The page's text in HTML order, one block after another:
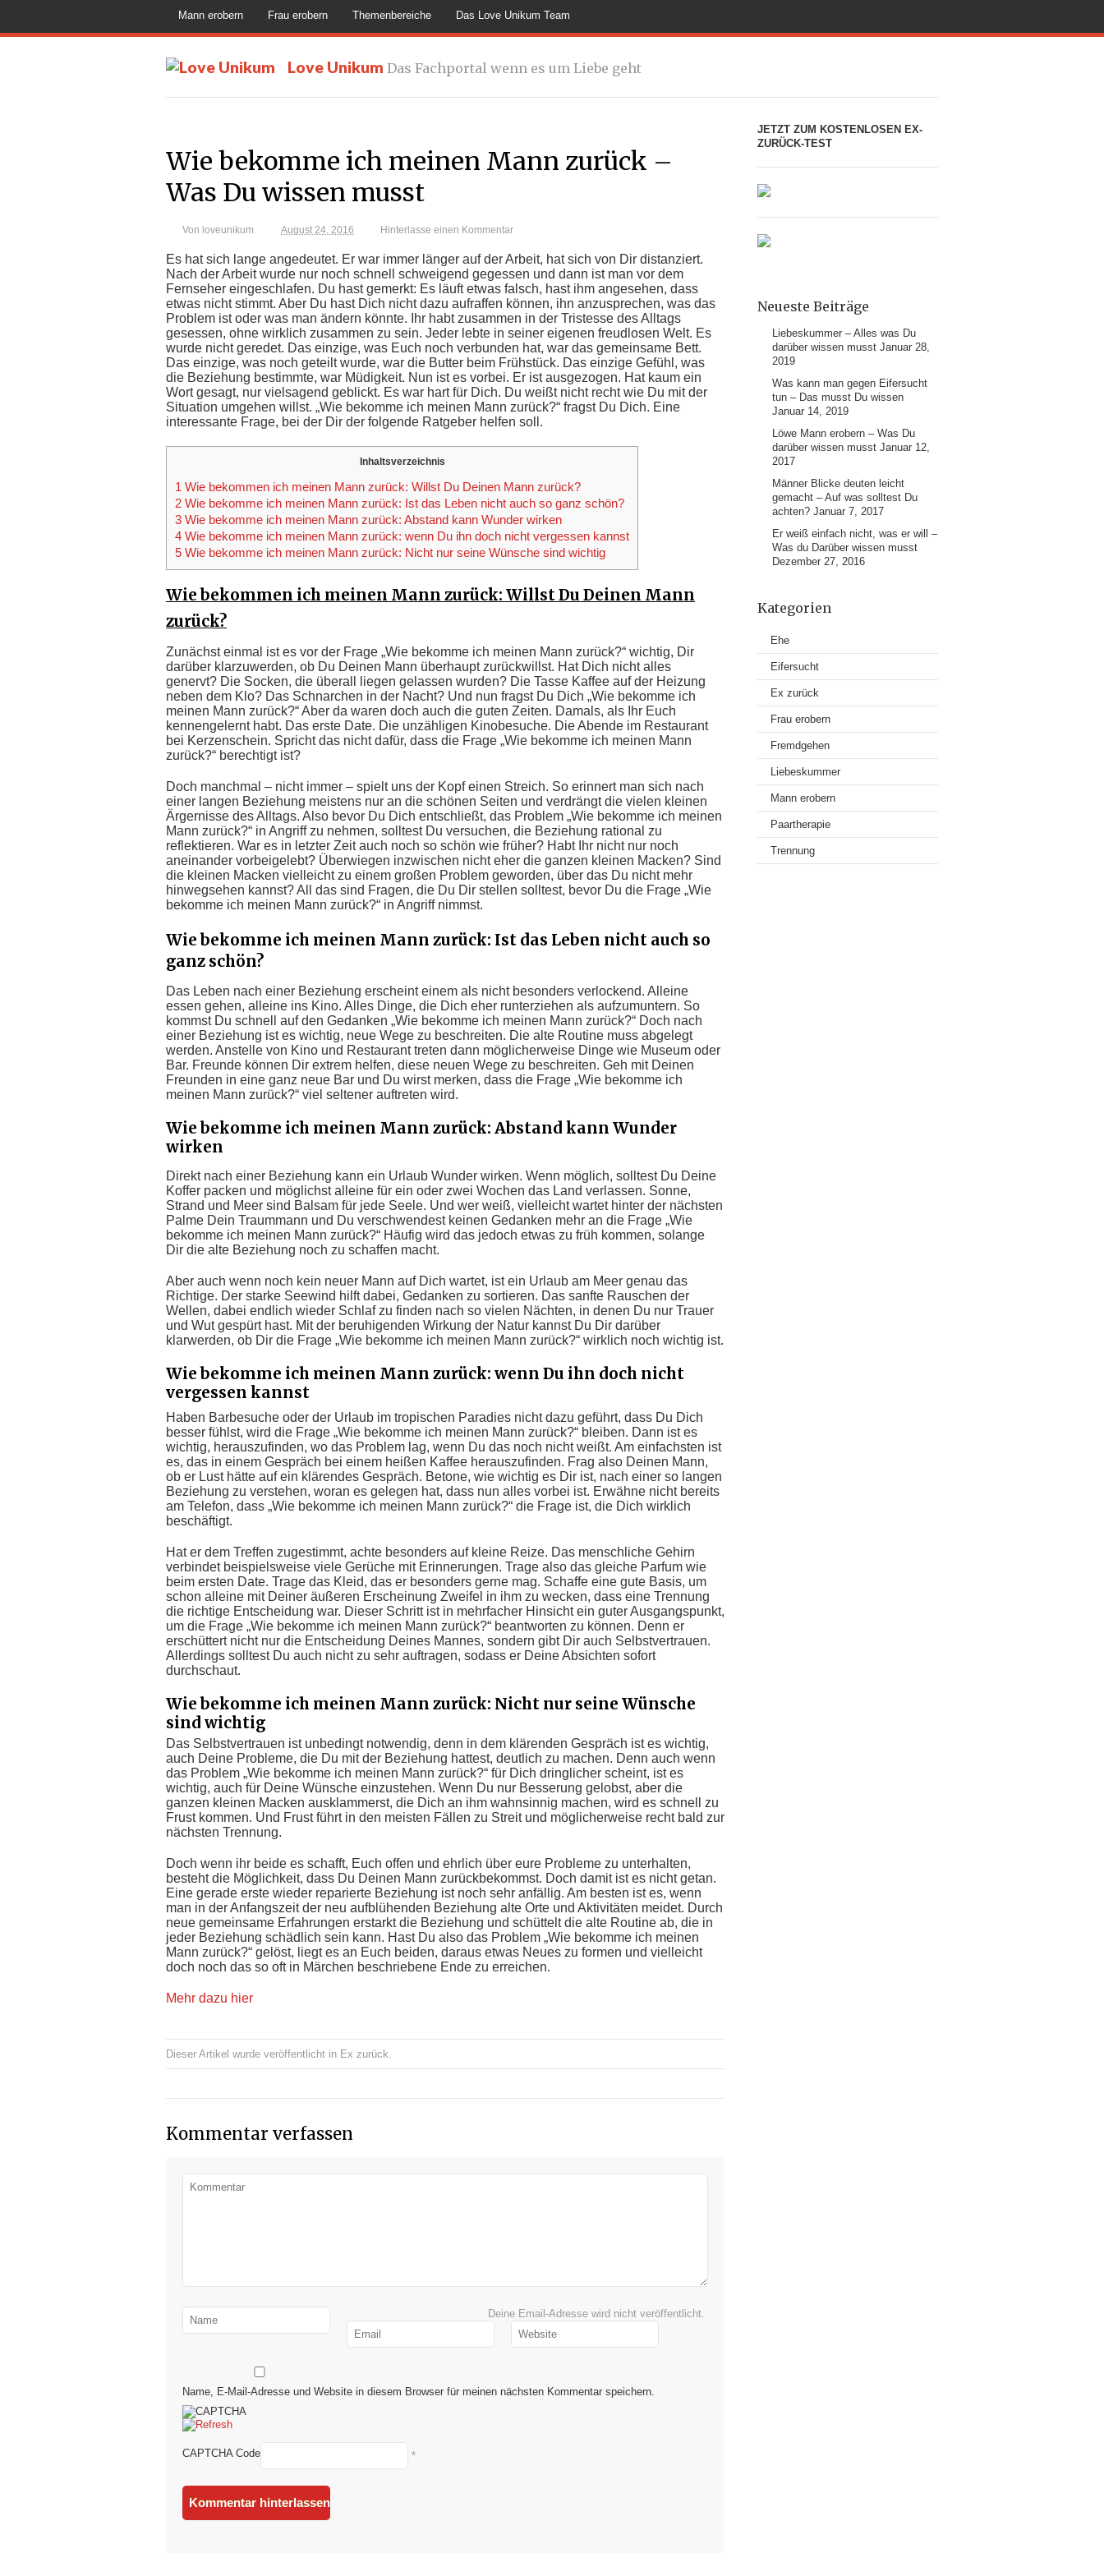
Mann erobern Frau erobern Themenbereiche Das Love Unikum Team
Love Unikum Das Fachportal wenn es um Liebe geht
Wie bekomme ich meinen Mann zurück –
Was Du wissen musst
Von loveunikum August 24, 2016 Hinterlasse einen Kommentar
Es hat sich lange angedeutet. Er war immer länger auf der Arbeit, hat sich von Dir distanziert.
Nach der Arbeit wurde nur noch schnell schweigend gegessen und dann ist man vor dem
Fernseher eingeschlafen. Du hast gemerkt: Es läuft etwas falsch, hast ihm angesehen, dass
etwas nicht stimmt. Aber Du hast Dich nicht dazu aufraffen können, ihn anzusprechen, was das
Problem ist oder was man ändern könnte. Ihr habt zusammen in der Tristesse des Alltags
gesessen, ohne wirklich zusammen zu sein. Jeder lebte in seiner eigenen freudlosen Welt. Es
wurde nicht geredet. Das einzige, was Euch noch verbunden hat, war das gemeinsame Bett.
Das einzige, was noch geteilt wurde, war die Butter beim Frühstück. Das einzige Gefühl, was
die Beziehung bestimmte, war Müdigkeit. Nun ist es vorbei. Er ist ausgezogen. Hat kaum ein
Wort gesagt, nur vielsagend geblickt. Es war hart für Dich. Du weißt nicht recht wie Du mit der
Situation umgehen willst. „Wie bekomme ich meinen Mann zurück?“ fragst Du Dich. Eine
interessante Frage, bei der Dir der folgende Ratgeber helfen soll.
Inhaltsverzeichnis
1 Wie bekommen ich meinen Mann zurück: Willst Du Deinen Mann zurück?
2 Wie bekomme ich meinen Mann zurück: Ist das Leben nicht auch so ganz schön?
3 Wie bekomme ich meinen Mann zurück: Abstand kann Wunder wirken
4 Wie bekomme ich meinen Mann zurück: wenn Du ihn doch nicht vergessen kannst
5 Wie bekomme ich meinen Mann zurück: Nicht nur seine Wünsche sind wichtig
Wie bekommen ich meinen Mann zurück: Willst Du Deinen Mann
zurück?
Zunächst einmal ist es vor der Frage „Wie bekomme ich meinen Mann zurück?“ wichtig, Dir
darüber klarzuwerden, ob Du Deinen Mann überhaupt zurückwillst. Hat Dich nicht alles
genervt? Die Socken, die überall liegen gelassen wurden? Die Tasse Kaffee auf der Heizung
neben dem Klo? Das Schnarchen in der Nacht? Und nun fragst Du Dich „Wie bekomme ich
meinen Mann zurück?“ Aber da waren doch auch die guten Zeiten. Damals, als Ihr Euch
kennengelernt habt. Das erste Date. Die unzähligen Kinobesuche. Die Abende im Restaurant
bei Kerzenschein. Spricht das nicht dafür, dass die Frage „Wie bekomme ich meinen Mann
zurück?“ berechtigt ist?
Doch manchmal – nicht immer – spielt uns der Kopf einen Streich. So erinnert man sich nach
einer langen Beziehung meistens nur an die schönen Seiten und verdrängt die vielen kleinen
Ärgernisse des Alltags. Also bevor Du Dich entschließt, das Problem „Wie bekomme ich meinen
Mann zurück?“ in Angriff zu nehmen, solltest Du versuchen, die Beziehung rational zu
reflektieren. War es in letzter Zeit auch noch so schön wie früher? Habt Ihr nicht nur noch
aneinander vorbeigelebt? Überwiegen inzwischen nicht eher die ganzen kleinen Macken? Sind
die kleinen Macken vielleicht zu einem großen Problem geworden, über das Du nicht mehr
hinwegsehen kannst? All das sind Fragen, die Du Dir stellen solltest, bevor Du die Frage „Wie
bekomme ich meinen Mann zurück?“ in Angriff nimmst.
Wie bekomme ich meinen Mann zurück: Ist das Leben nicht auch so
ganz schön?
Das Leben nach einer Beziehung erscheint einem als nicht besonders verlockend. Alleine
essen gehen, alleine ins Kino. Alles Dinge, die Dich eher runterziehen als aufzumuntern. So
kommst Du schnell auf den Gedanken „Wie bekomme ich meinen Mann zurück?“ Doch nach
einer Beziehung ist es wichtig, neue Wege zu beschreiten. Die alte Routine muss abgelegt
werden. Anstelle von Kino und Restaurant treten dann möglicherweise Dinge wie Museum oder
Bar. Freunde können Dir extrem helfen, diese neuen Wege zu beschreiten. Geh mit Deinen
Freunden in eine ganz neue Bar und Du wirst merken, dass die Frage „Wie bekomme ich
meinen Mann zurück?“ viel seltener auftreten wird.
Wie bekomme ich meinen Mann zurück: Abstand kann Wunder
wirken
Direkt nach einer Beziehung kann ein Urlaub Wunder wirken. Wenn möglich, solltest Du Deine
Koffer packen und möglichst alleine für ein oder zwei Wochen das Land verlassen. Sonne,
Strand und Meer sind Balsam für jede Seele. Und wer weiß, vielleicht wartet hinter der nächsten
Palme Dein Traummann und Du verschwendest keinen Gedanken mehr an die Frage „Wie
bekomme ich meinen Mann zurück?“ Häufig wird das jedoch etwas zu früh kommen, solange
Dir die alte Beziehung noch zu schaffen macht.
Aber auch wenn noch kein neuer Mann auf Dich wartet, ist ein Urlaub am Meer genau das
Richtige. Der starke Seewind hilft dabei, Gedanken zu sortieren. Das sanfte Rauschen der
Wellen, dabei endlich wieder Schlaf zu finden nach so vielen Nächten, in denen Du nur Trauer
und Wut gespürt hast. Mit der beruhigenden Wirkung der Natur kannst Du Dir darüber
klarwerden, ob Dir die Frage „Wie bekomme ich meinen Mann zurück?“ wirklich noch wichtig ist.
Wie bekomme ich meinen Mann zurück: wenn Du ihn doch nicht
vergessen kannst
Haben Barbesuche oder der Urlaub im tropischen Paradies nicht dazu geführt, dass Du Dich
besser fühlst, wird die Frage „Wie bekomme ich meinen Mann zurück?“ bleiben. Dann ist es
wichtig, herauszufinden, wo das Problem lag, wenn Du das noch nicht weißt. Am einfachsten ist
es, das in einem Gespräch bei einem heißen Kaffee herauszufinden. Frag also Deinen Mann,
ob er Lust hätte auf ein klärendes Gespräch. Betone, wie wichtig es Dir ist, nach einer so langen
Beziehung zu verstehen, woran es gelegen hat, dass nun alles vorbei ist. Erwähne nicht bereits
am Telefon, dass „Wie bekomme ich meinen Mann zurück?“ die Frage ist, die Dich wirklich
beschäftigt.
Hat er dem Treffen zugestimmt, achte besonders auf kleine Reize. Das menschliche Gehirn
verbindet beispielsweise viele Gerüche mit Erinnerungen. Trage also das gleiche Parfum wie
beim ersten Date. Trage das Kleid, das er besonders gerne mag. Schaffe eine gute Basis, um
schon alleine mit Deiner äußeren Erscheinung Zweifel in ihm zu wecken, dass eine Trennung
die richtige Entscheidung war. Dieser Schritt ist in mehrfacher Hinsicht ein guter Ausgangspunkt,
um die Frage „Wie bekomme ich meinen Mann zurück?“ beantworten zu können. Denn er
erschüttert nicht nur die Entscheidung Deines Mannes, sondern gibt Dir auch Selbstvertrauen.
Allerdings solltest Du auch nicht zu sehr auftragen, sodass er Deine Absichten sofort
durchschaut.
Wie bekomme ich meinen Mann zurück: Nicht nur seine Wünsche
sind wichtig
Das Selbstvertrauen ist unbedingt notwendig, denn in dem klärenden Gespräch ist es wichtig,
auch Deine Probleme, die Du mit der Beziehung hattest, deutlich zu machen. Denn auch wenn
das Problem „Wie bekomme ich meinen Mann zurück?“ für Dich dringlicher scheint, ist es
wichtig, auch für Deine Wünsche einzustehen. Wenn Du nur Besserung gelobst, aber die
ganzen kleinen Macken ausklammerst, die Dich an ihm wahnsinnig machen, wird es schnell zu
Frust kommen. Und Frust führt in den meisten Fällen zu Streit und möglicherweise recht bald zur
nächsten Trennung.
Doch wenn ihr beide es schafft, Euch offen und ehrlich über eure Probleme zu unterhalten,
besteht die Möglichkeit, dass Du Deinen Mann zurückbekommst. Doch damit ist es nicht getan.
Eine gerade erste wieder reparierte Beziehung ist noch sehr anfällig. Am besten ist es, wenn
man in der Anfangszeit der neu aufblühenden Beziehung alte Orte und Aktivitäten meidet. Durch
neue gemeinsame Erfahrungen erstarkt die Beziehung und schüttelt die alte Routine ab, die in
jeder Beziehung schädlich sein kann. Hast Du also das Problem „Wie bekomme ich meinen
Mann zurück?“ gelöst, liegt es an Euch beiden, daraus etwas Neues zu formen und vielleicht
doch noch das so oft in Märchen beschriebene Ende zu erreichen.
Mehr dazu hier
Dieser Artikel wurde veröffentlicht in Ex zurück.
Kommentar verfassen
Deine Email-Adresse wird nicht veröffentlicht.
Name, E-Mail-Adresse und Website in diesem Browser für meinen nächsten Kommentar speichern.
CAPTCHA Code *
JETZT ZUM KOSTENLOSEN EX-
ZURÜCK-TEST
Neueste Beiträge
Liebeskummer – Alles was Du
darüber wissen musst Januar 28,
2019
Was kann man gegen Eifersucht
tun – Das musst Du wissen
Januar 14, 2019
Löwe Mann erobern – Was Du
darüber wissen musst Januar 12,
2017
Männer Blicke deuten leicht
gemacht – Auf was solltest Du
achten? Januar 7, 2017
Er weiß einfach nicht, was er will –
Was du Darüber wissen musst
Dezember 27, 2016
Kategorien
Ehe
Eifersucht
Ex zurück
Frau erobern
Fremdgehen
Liebeskummer
Mann erobern
Paartherapie
Trennung